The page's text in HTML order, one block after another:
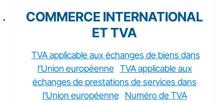
COMMERCE INTERNATIONAL
ET TVA
TVA applicable aux échanges de biens dans
l’Union européenne TVA applicable aux
échanges de prestations de services dans
l’Union européenne
Numéro de TVA